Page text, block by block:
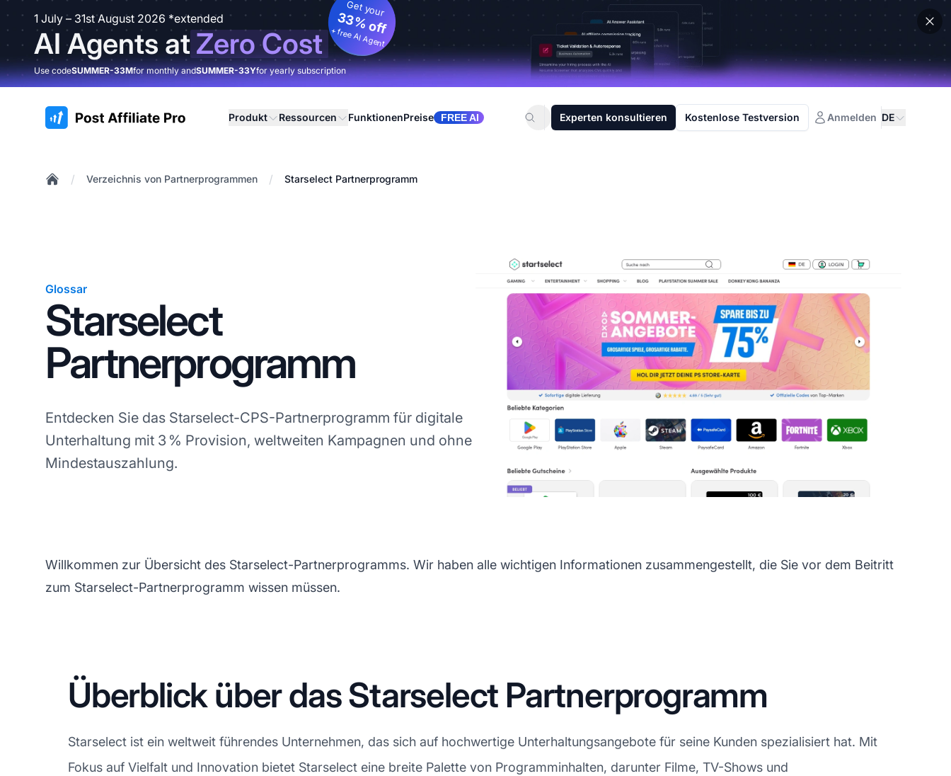
1 July – 31st August 2026 *extended
AI Agents atZero Cost
Get your
33% off
+ free AI Agent
Use codeSUMMER-33Mfor monthly andSUMMER-33Yfor yearly subscription
:site.title Produkt Ressourcen FunktionenPreise FREE AI Experten konsultieren Kostenlose Testversion Anmelden DE
/ Verzeichnis von Partnerprogrammen / Starselect Partnerprogramm
Glossar
Starselect
Partnerprogramm
Entdecken Sie das Starselect-CPS-Partnerprogramm für digitale
Unterhaltung mit 3 % Provision, weltweiten Kampagnen und ohne
Mindestauszahlung.
Willkommen zur Übersicht des Starselect-Partnerprogramms. Wir haben alle wichtigen Informationen zusammengestellt, die Sie vor dem Beitritt
zum Starselect-Partnerprogramm wissen müssen.
Überblick über das Starselect Partnerprogramm
Starselect ist ein weltweit führendes Unternehmen, das sich auf hochwertige Unterhaltungsangebote für seine Kunden spezialisiert hat. Mit
Fokus auf Vielfalt und Innovation bietet Starselect eine breite Palette von Programminhalten, darunter Filme, TV-Shows und